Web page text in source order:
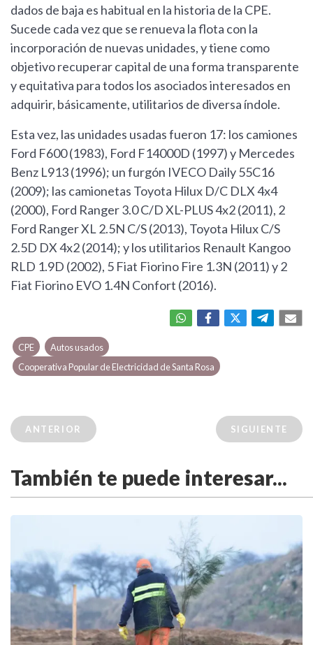
dados de baja es habitual en la historia de la CPE.
Sucede cada vez que se renueva la flota con la
incorporación de nuevas unidades, y tiene como
objetivo recuperar capital de una forma transparente
y equitativa para todos los asociados interesados en
adquirir, básicamente, utilitarios de diversa índole.
Esta vez, las unidades usadas fueron 17: los camiones
Ford F600 (1983), Ford F14000D (1997) y Mercedes
Benz L913 (1996); un furgón IVECO Daily 55C16
(2009); las camionetas Toyota Hilux D/C DLX 4x4
(2000), Ford Ranger 3.0 C/D XL-PLUS 4x2 (2011), 2
Ford Ranger XL 2.5N C/S (2013), Toyota Hilux C/S
2.5D DX 4x2 (2014); y los utilitarios Renault Kangoo
RLD 1.9D (2002), 5 Fiat Fiorino Fire 1.3N (2011) y 2
Fiat Fiorino EVO 1.4N Confort (2016).
CPE
Autos usados
Cooperativa Popular de Electricidad de Santa Rosa
ANTERIOR SIGUIENTE
También te puede interesar...